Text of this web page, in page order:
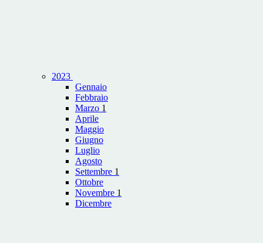
2023
Gennaio
Febbraio
Marzo 1
Aprile
Maggio
Giugno
Luglio
Agosto
Settembre 1
Ottobre
Novembre 1
Dicembre